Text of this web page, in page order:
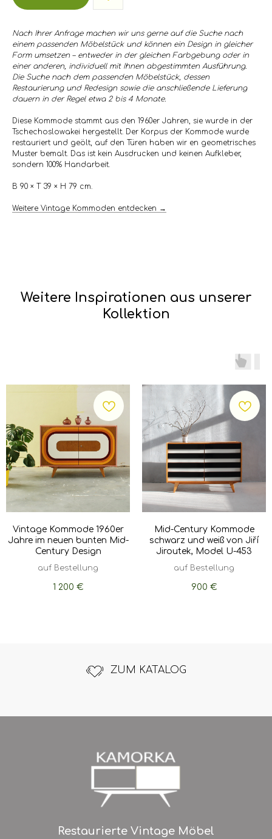
Nach Ihrer Anfrage machen wir uns gerne auf die Suche nach
einem passenden Möbelstück und können ein Design in gleicher
Form umsetzen – entweder in der gleichen Farbgebung oder in
einer anderen, individuell mit Ihnen abgestimmten Ausführung.
Die Suche nach dem passenden Möbelstück, dessen
Restaurierung und Redesign sowie die anschließende Lieferung
dauern in der Regel etwa 2 bis 4 Monate.
Diese Kommode stammt aus den 1960er Jahren, sie wurde in der
Tschechoslowakei hergestellt. Der Korpus der Kommode wurde
restauriert und geölt, auf den Türen haben wir en geometrisches
Muster bemalt. Das ist kein Ausdrucken und keinen Aufkleber,
sondern 100% Handarbeit.
B 90 × T 39 × H 79 cm.
Weitere Vintage Kommoden entdecken →
Weitere Inspirationen aus unserer
Kollektion
Vintage Kommode 1960er
Jahre im neuen bunten Mid-
Century Design
auf Bestellung
1 200 €
Mid-Century Kommode
schwarz und weiß von Jiří
Jiroutek, Model U-453
auf Bestellung
900 €
ZUM KATALOG
Restaurierte Vintage Möbel